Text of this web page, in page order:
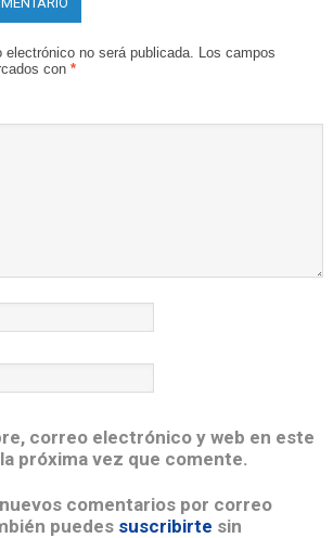
electrónico no será publicada. Los campos
con *
correo electrónico y web en este
próxima vez que comente.
comentarios por correo
puedes suscribirte sin